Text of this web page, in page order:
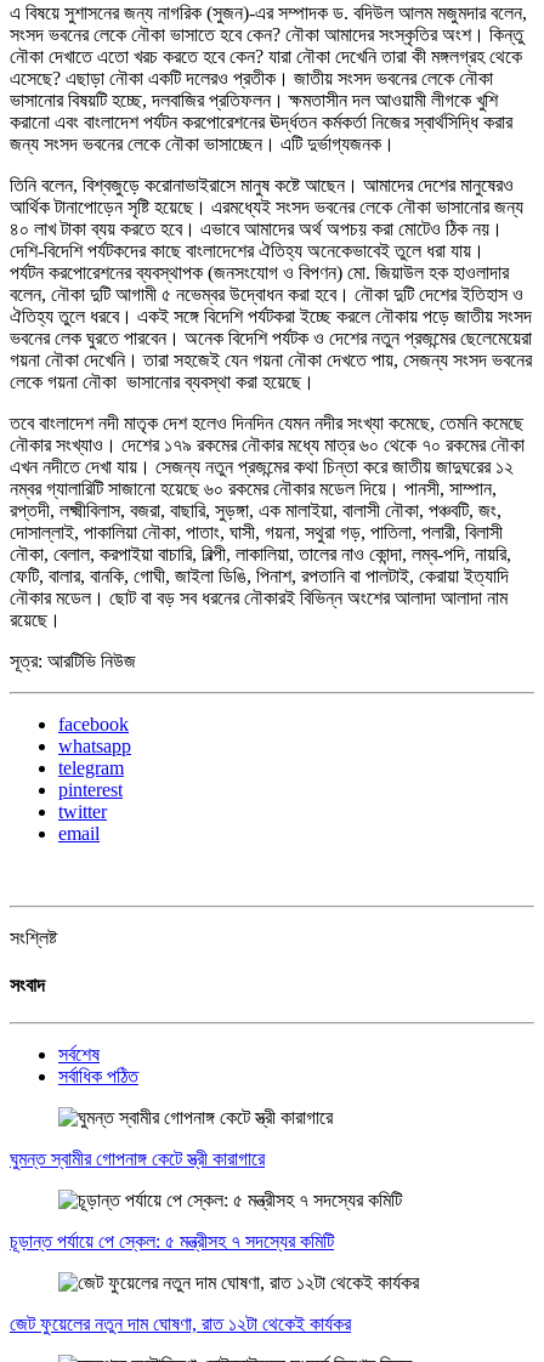
এ বিষয়ে সুশাসনের জন্য নাগরিক (সুজন)-এর সম্পাদক ড. বদিউল আলম মজুমদার বলেন,
সংসদ ভবনের লেকে নৌকা ভাসাতে হবে কেন? নৌকা আমাদের সংস্কৃতির অংশ। কিন্তু
নৌকা দেখাতে এতো খরচ করতে হবে কেন? যারা নৌকা দেখেনি তারা কী মঙ্গলগ্রহ থেকে
এসেছে? এছাড়া নৌকা একটি দলেরও প্রতীক। জাতীয় সংসদ ভবনের লেকে নৌকা
ভাসানোর বিষয়টি হচ্ছে, দলবাজির প্রতিফলন। ক্ষমতাসীন দল আওয়ামী লীগকে খুশি
করানো এবং বাংলাদেশ পর্যটন করপোরেশনের ঊর্দ্ধতন কর্মকর্তা নিজের স্বার্থসিদ্ধি করার
জন্য সংসদ ভবনের লেকে নৌকা ভাসাচ্ছেন। এটি দুর্ভাগ্যজনক।
তিনি বলেন, বিশ্বজুড়ে করোনাভাইরাসে মানুষ কষ্টে আছেন। আমাদের দেশের মানুষেরও
আর্থিক টানাপোড়েন সৃষ্টি হয়েছে। এরমধ্যেই সংসদ ভবনের লেকে নৌকা ভাসানোর জন্য
৪০ লাখ টাকা ব্যয় করতে হবে। এভাবে আমাদের অর্থ অপচয় করা মোটেও ঠিক নয়।
দেশি-বিদেশি পর্যটকদের কাছে বাংলাদেশের ঐতিহ্য অনেকেভাবেই তুলে ধরা যায়।
পর্যটন করপোরেশনের ব্যবস্থাপক (জনসংযোগ ও বিপণন) মো. জিয়াউল হক হাওলাদার
বলেন, নৌকা দুটি আগামী ৫ নভেম্বর উদ্বোধন করা হবে। নৌকা দুটি দেশের ইতিহাস ও
ঐতিহ্য তুলে ধরবে। একই সঙ্গে বিদেশি পর্যটকরা ইচ্ছে করলে নৌকায় পড়ে জাতীয় সংসদ
ভবনের লেক ঘুরতে পারবেন। অনেক বিদেশি পর্যটক ও দেশের নতুন প্রজন্মের ছেলেমেয়েরা
গয়না নৌকা দেখেনি। তারা সহজেই যেন গয়না নৌকা দেখতে পায়, সেজন্য সংসদ ভবনের
লেকে গয়না নৌকা ভাসানোর ব্যবস্থা করা হয়েছে।
তবে বাংলাদেশ নদী মাতৃক দেশ হলেও দিনদিন যেমন নদীর সংখ্যা কমেছে, তেমনি কমেছে
নৌকার সংখ্যাও। দেশের ১৭৯ রকমের নৌকার মধ্যে মাত্র ৬০ থেকে ৭০ রকমের নৌকা
এখন নদীতে দেখা যায়। সেজন্য নতুন প্রজন্মের কথা চিন্তা করে জাতীয় জাদুঘরের ১২
নম্বর গ্যালারিটি সাজানো হয়েছে ৬০ রকমের নৌকার মডেল দিয়ে। পানসী, সাম্পান,
রপ্তদী, লক্ষ্মীবিলাস, বজরা, বাছারি, সুড়ঙ্গা, এক মালাইয়া, বালাসী নৌকা, পঞ্চবটি, জং,
দোসাল্লাই, পাকালিয়া নৌকা, পাতাং, ঘাসী, গয়না, সথুরা গড়, পাতিলা, পলারী, বিলাসী
নৌকা, বেলাল, করপাইয়া বাচারি, বিল্পী, লাকালিয়া, তালের নাও কোন্দা, লম্ব-পদি, নায়রি,
ফেটি, বালার, বানকি, গোঘী, জাইলা ডিঙি, পিনাশ, রপতানি বা পালটাই, কেরায়া ইত্যাদি
নৌকার মডেল। ছোট বা বড় সব ধরনের নৌকারই বিভিন্ন অংশের আলাদা আলাদা নাম
রয়েছে।
সূত্র: আরটিভি নিউজ
facebook
whatsapp
telegram
pinterest
twitter
email
সংশ্লিষ্ট
সংবাদ
সর্বশেষ
সর্বাধিক পঠিত
ঘুমন্ত স্বামীর গোপনাঙ্গ কেটে স্ত্রী কারাগারে
চূড়ান্ত পর্যায়ে পে স্কেল: ৫ মন্ত্রীসহ ৭ সদস্যের কমিটি
জেট ফুয়েলের নতুন দাম ঘোষণা, রাত ১২টা থেকেই কার্যকর